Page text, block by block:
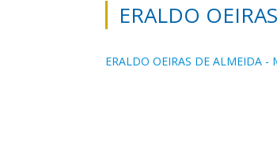
ERALDO
ERALDO OEIRAS DE ALMEIDA -